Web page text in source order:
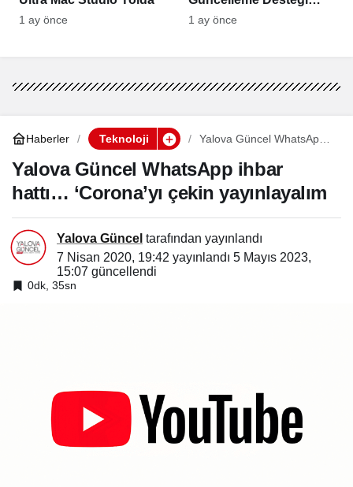
1 ay önce
2027’ye Uzatıldı
1 ay önce
Haberler Teknoloji
Yalova Güncel WhatsApp
çekin yayınlayalım
Yalova Güncel WhatsApp ihbar
hattı… ‘Corona’yı çekin yayınlayalım
Yalova Güncel tarafından yayınlandı
7 Nisan 2020, 19:42 yayınlandı 5 Mayıs 2023,
15:07 güncellendi
0dk, 35sn